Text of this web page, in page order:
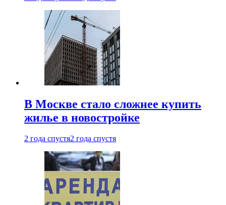
В Москве стало сложнее купить
жилье в новостройке
2 года спустя2 года спустя